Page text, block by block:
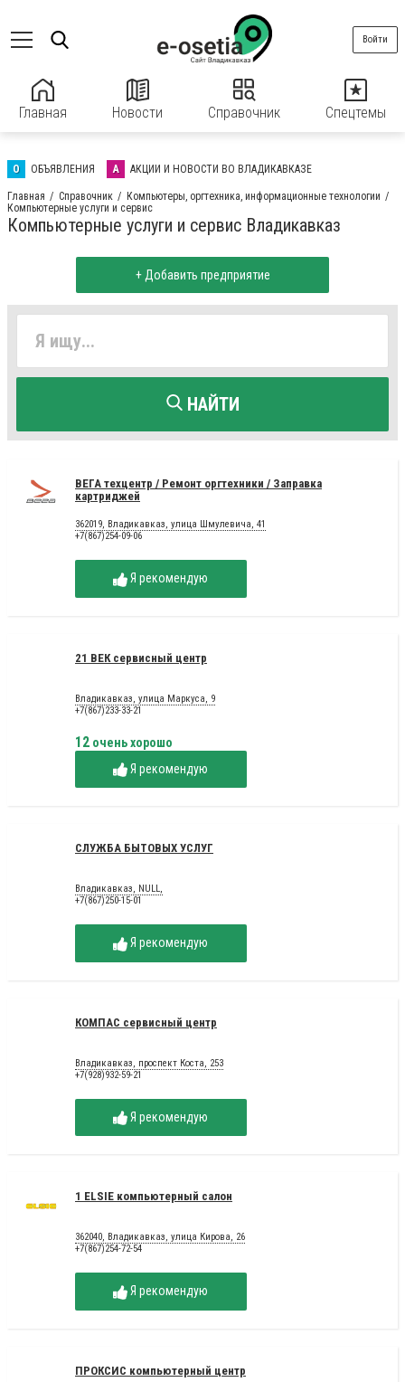
Главная Новости Справочник Спецтемы
Войти
О ОБЪЯВЛЕНИЯ А АКЦИИ И НОВОСТИ ВО ВЛАДИКАВКАЗЕ
Главная Справочник
Компьютеры, оргтехника, информационные технологии
Компьютерные услуги и сервис
Компьютерные услуги и сервис Владикавказ
+ Добавить предприятие
НАЙТИ
ВЕГА техцентр / Ремонт оргтехники / Заправка
картриджей
362019, Владикавказ, улица Шмулевича, 41
+7(867)254-09-06
Я рекомендую
21 ВЕК сервисный центр
Владикавказ, улица Маркуса, 9
+7(867)233-33-21
12 очень хорошо
Я рекомендую
СЛУЖБА БЫТОВЫХ УСЛУГ
Владикавказ, NULL,
+7(867)250-15-01
Я рекомендую
КОМПАС сервисный центр
Владикавказ, проспект Коста, 253
+7(928)932-59-21
Я рекомендую
1 ELSIE компьютерный салон
362040, Владикавказ, улица Кирова, 26
+7(867)254-72-54
Я рекомендую
ПРОКСИС компьютерный центр